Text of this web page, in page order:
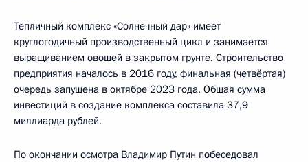
Тепличный комплекс «Солнечный дар» имеет
круглогодичный производственный цикл и занимается
выращиванием овощей в закрытом грунте. Строительство
предприятия началось в 2016 году, финальная (четвёртая)
очередь запущена в октябре 2023 года. Общая сумма
инвестиций в создание комплекса составила 37,9
миллиарда рублей.
По окончании осмотра Владимир Путин побеседовал